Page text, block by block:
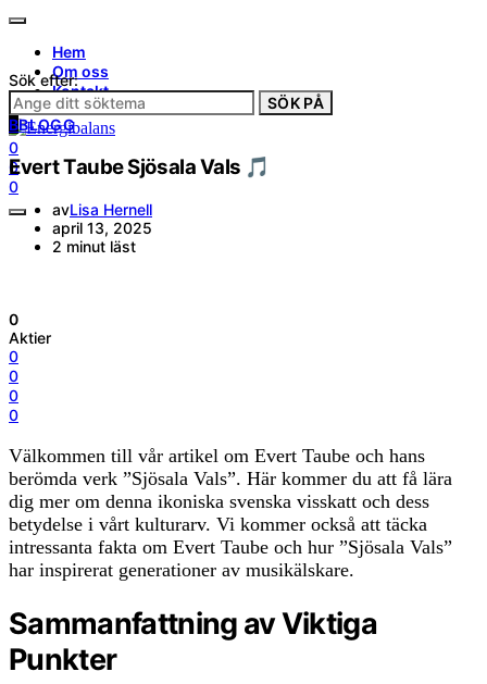
Hem
Om oss
Kontakt
0
0
0
Sök efter:
SÖK PÅ
BBLOGG
Evert Taube Sjösala Vals 🎵
avLisa Hernell
april 13, 2025
2 minut läst
0
Aktier
0
0
0
0
Välkommen till vår artikel om Evert Taube och hans
berömda verk ”Sjösala Vals”. Här kommer du att få lära
dig mer om denna ikoniska svenska visskatt och dess
betydelse i vårt kulturarv. Vi kommer också att täcka
intressanta fakta om Evert Taube och hur ”Sjösala Vals”
har inspirerat generationer av musikälskare.
Sammanfattning av Viktiga
Punkter